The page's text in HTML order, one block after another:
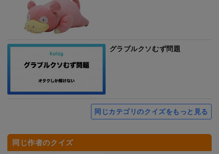
グラブルクソむず問題
同じカテゴリのクイズをもっと見る
同じ作者のクイズ